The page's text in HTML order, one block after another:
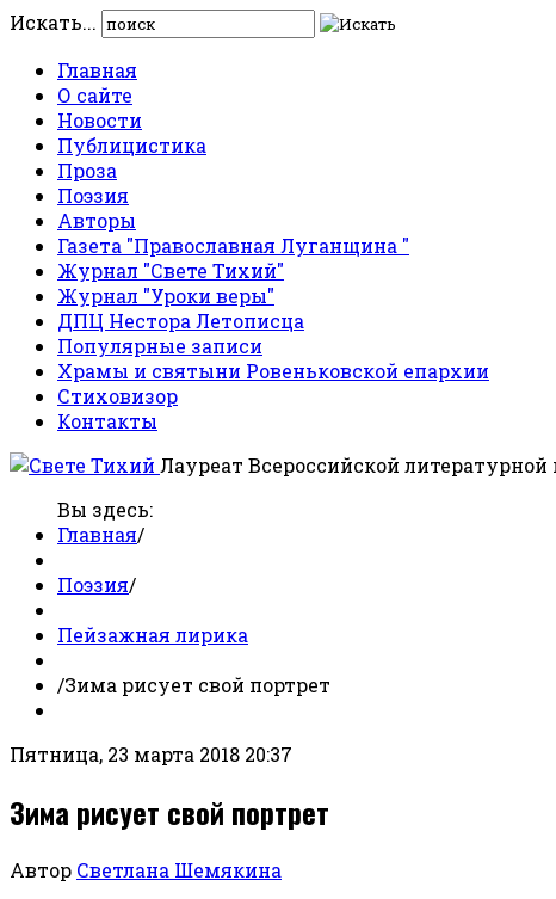
Искать...
Главная
О сайте
Новости
Публицистика
Проза
Поэзия
Авторы
Газета "Православная Луганщина "
Журнал "Свете Тихий"
Журнал "Уроки веры"
ДПЦ Нестора Летописца
Популярные записи
Храмы и святыни Ровеньковской епархии
Стиховизор
Контакты
Лауреат Всероссийской
Вы здесь:
Главная/
Поэзия/
Пейзажная лирика
/Зима рисует свой портрет
Пятница, 23 марта 2018 20:37
Зима рисует свой портрет
Автор Светлана Шемякина